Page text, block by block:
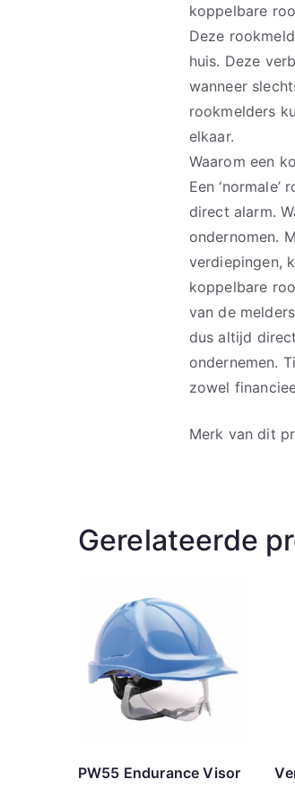
koppelbare
Deze
huis. Deze
wanneer
rookmelders
elkaar.
Waarom een
Een
direct alarm.
ondernomen.
verdiepingen,
koppelbare
van de
dus altijd
ondernemen.
zowel
Merk van dit
Gerelateerde
PW55 Endurance Visor